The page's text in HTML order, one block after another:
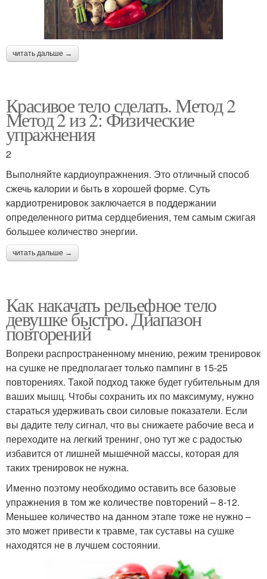
читать дальше →
Красивое тело сделать. Метод 2
Метод 2 из 2: Физические
упражнения
2
Выполняйте кардиоупражнения. Это отличный способ
сжечь калории и быть в хорошей форме. Суть
кардиотренировок заключается в поддержании
определенного ритма сердцебиения, тем самым сжигая
большее количество энергии.
читать дальше →
Как накачать рельефное тело
девушке быстро. Диапазон
повторений
Вопреки распространенному мнению, режим тренировок
на сушке не предполагает только пампинг в 15-25
повторениях. Такой подход также будет губительным для
ваших мышц. Чтобы сохранить их по максимуму, нужно
стараться удерживать свои силовые показатели. Если
вы дадите телу сигнал, что вы снижаете рабочие веса и
переходите на легкий тренинг, оно тут же с радостью
избавится от лишней мышечной массы, которая для
таких тренировок не нужна.
Именно поэтому необходимо оставить все базовые
упражнения в том же количестве повторений – 8-12.
Меньшее количество на данном этапе тоже не нужно –
это может привести к травме, так суставы на сушке
находятся не в лучшем состоянии.